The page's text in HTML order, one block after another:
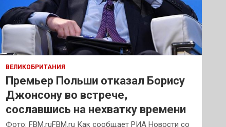
ВЕЛИКОБРИТАНИЯ
Премьер Польши отказал Борису
Джонсону во встрече,
сославшись на нехватку времени
Фото: FBM.ruFBM.ru Как сообщает РИА Новости со